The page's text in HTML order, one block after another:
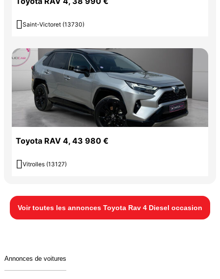
 Saint-Victoret (13730)
Toyota RAV 4, 43 980 €
 Vitrolles (13127)
Voir toutes les annonces Toyota Rav 4 Diesel occasion
Annonces de voitures